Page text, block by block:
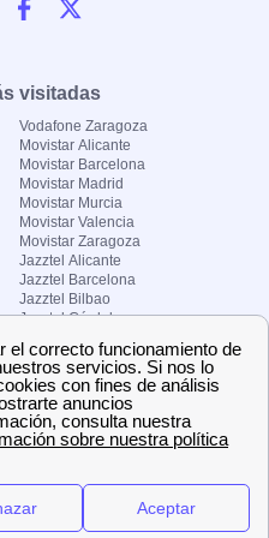
visitadas
Vodafone Zaragoza
Movistar Alicante
Movistar Barcelona
Movistar Madrid
Movistar Murcia
Movistar Valencia
Movistar Zaragoza
Jazztel Alicante
Jazztel Barcelona
Jazztel Bilbao
Jazztel Córdoba
Jazztel Málaga
Jazztel Valencia
Jazztel Zaragoza
Nuestras ofertas de trabajo